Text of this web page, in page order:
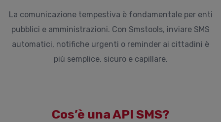
La comunicazione tempestiva è fondamentale per enti
pubblici e amministrazioni. Con Smstools, inviare SMS
automatici, notifiche urgenti o reminder ai cittadini è
più semplice, sicuro e capillare.
Cos’è una API SMS?